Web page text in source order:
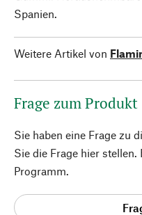
Spanien.
Weitere Artikel von
Frage zum Produkt
Sie haben eine Frage zu
Sie die Frage hier
Programm.